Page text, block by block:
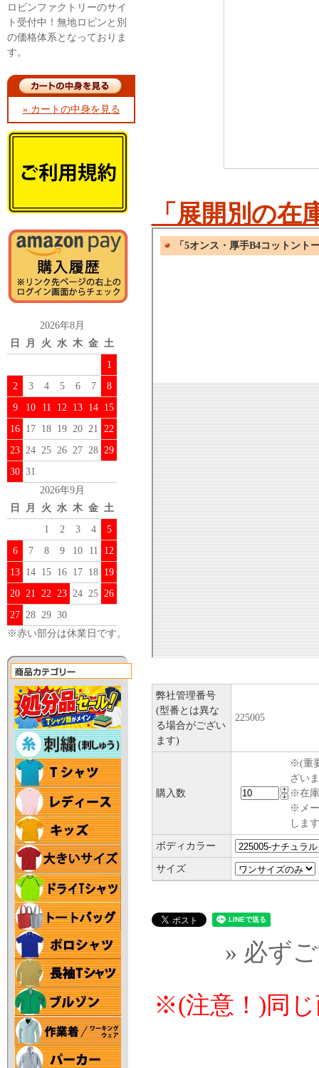
ロビンファクトリーのサイ
ト受付中！無地ロビンと別
の価格体系となっておりま
す。
» カートの中身を見る
2026年8月
日
月 火 水 木 金 土
1
2
3 4 5 6 7
8
9
10 11 12 13 14 15
16 17 18 19 20 21 22
23 24 25 26 27 28 29
30 31
2026年9月
日
月 火 水 木 金 土
1
2 3 4
5
6
7 8 9 10 11
12
13 14 15 16 17 18 19
20 21 22 23 24 25 26
27 28 29 30
※赤い部分は休業日です。
「展開別の在
弊社管理番号
(型番とは異な
る場合がござい
ます)
225005
購入数
※(重
ざい
※在庫
※メー
しま
ボディカラー
サイズ
» 必ず
※(注意！)同